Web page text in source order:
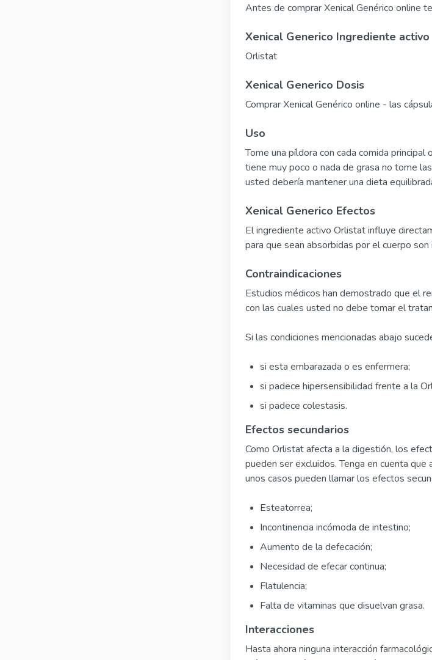
Antes de comprar Xenical Genérico online
Xenical Generico Ingrediente activo
Orlistat
Xenical Generico Dosis
Comprar Xenical Genérico online - las
Uso
Tome una píldora con cada comida
tiene muy poco o nada de grasa no tome
usted debería mantener una dieta
Xenical Generico Efectos
El ingrediente activo Orlistat influye
para que sean absorbidas por el cuerpo
Contraindicaciones
Estudios médicos han demostrado que el
con las cuales usted no debe tomar el
Si las condiciones mencionadas abajo
si esta embarazada o es enfermera;
si padece hipersensibilidad frente a la
si padece colestasis.
Efectos secundarios
Como Orlistat afecta a la digestión, los
pueden ser excluidos. Tenga en cuenta que
unos casos pueden llamar los efectos
Esteatorrea;
Incontinencia incómoda de intestino;
Aumento de la defecación;
Necesidad de efecar continua;
Flatulencia;
Falta de vitaminas que disuelvan grasa.
Interacciones
Hasta ahora ninguna interacción